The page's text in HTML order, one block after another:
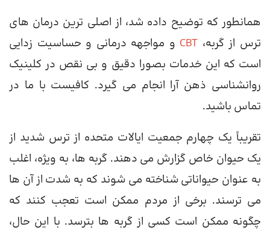
همانطور که توضیح داده شد، از اصلی ترین درمان های
ترس از گربه، CBT و مواجهه درمانی و حساسیت زدایی
است که این خدمات بصورا دقیق و بی نقص در کلینیک
روانشناسی ذهن آرا انجام می گیرد. کافیست با ما در
تماس باشید.
تقریباً یک چهارم جمعیت ایالات متحده از ترس شدید از
یک حیوان خاص گزارش می دهند. گربه ها، به ویژه، اغلب
به عنوان حیواناتی شناخته می شوند که به شدت از آن ها
می ترسند. برخی از مردم ممکن است تعجب کنند که
چگونه ممکن است کسی از گربه ها بترسد. با این حال،